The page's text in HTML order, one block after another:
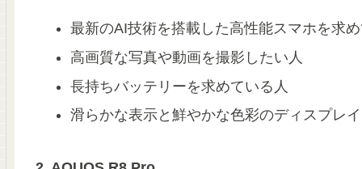
最新のAI技術を搭載した高性能スマホを求
高画質な写真や動画を撮影したい人
長持ちバッテリーを求めている人
滑らかな表示と鮮やかな色彩のディスプレ